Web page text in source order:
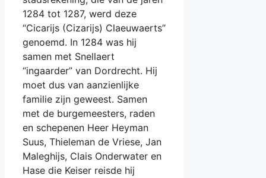
1284 tot 1287, werd deze
“Cicarijs (Cizarijs) Claeuwaerts”
genoemd. In 1284 was hij
samen met Snellaert
“ingaarder” van Dordrecht. Hij
moet dus van aanzienlijke
familie zijn geweest. Samen
met de burgemeesters, raden
en schepenen Heer Heyman
Suus, Thieleman de Vriese, Jan
Maleghijs, Clais Onderwater en
Hase die Keiser reisde hij